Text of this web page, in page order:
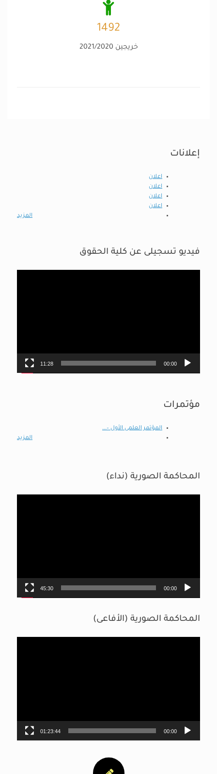
1492
خريجين 2021/2020
مؤتمرات
المؤتمر العلمى الأول –...
المزيد
فيديو تسجيلى عن كلية الحقوق
00:00
11:28
إعلانات
اعلان
اعلان
اعلان
اعلان
المزيد
المحاكمة الصورية (الأفاعى)
00:00
01:23:44
المحاكمة الصورية (نداء)
00:00
45:30